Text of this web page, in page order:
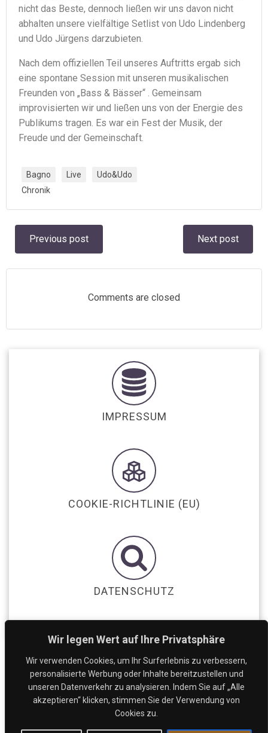
Wir legen Wert auf Ihre Privatsphäre
Wir verwenden Cookies, um Ihr Surferlebnis zu verbessern,
personalisierte Werbung oder Inhalte bereitzustellen und
unseren Datenverkehr zu analysieren. Indem Sie auf „Alle
akzeptieren“ klicken, stimmen Sie der Verwendung von
Cookies zu.
nicht das Beste, dennoch ließen wir uns davon nicht
abhalten unsere vielfältige Setlist von Udo Lindenberg
und Udo Jürgens darzubieten.
Nach dem offiziellen Teil unseres Auftritts ergab sich
eine spontane Session mit unseren musikalischen
Freunden von „Bass & Bässer“ . Gemeinsam
improvisierten wir und ließen uns von der Energie des
Publikums tragen. Es war ein Fest der Musik, der
Freude und der Gemeinschaft.
Bagno Live
Udo&Udo
Chronik
Post
navigation
Previous post
navigation
Next post
Comments are closed
IMPRESSUM
COOKIE-RICHTLINIE (EU)
DATENSCHUTZ